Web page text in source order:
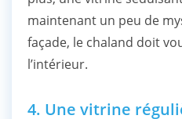
maintenant un peu de
façade, le chaland doit
l’intérieur.
4. Une vitrine